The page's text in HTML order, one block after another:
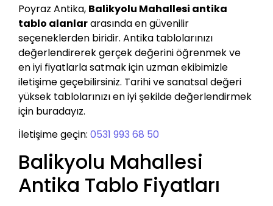
Poyraz Antika, Balikyolu Mahallesi antika
tablo alanlararasında en güvenilir
seçeneklerden biridir. Antika tablolarınızı
değerlendirerek gerçek değerini öğrenmek ve
en iyi fiyatlarla satmak için uzman ekibimizle
iletişime geçebilirsiniz. Tarihi ve sanatsal değeri
yüksek tablolarınızı en iyi şekilde değerlendirmek
için buradayız.
İletişime geçin: 0531 993 68 50
Balikyolu Mahallesi
Antika Tablo Fiyatları